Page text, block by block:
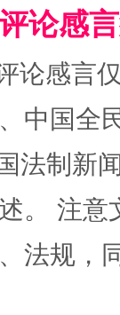
论感
论感言
中国全
法制新
。 注
法规，